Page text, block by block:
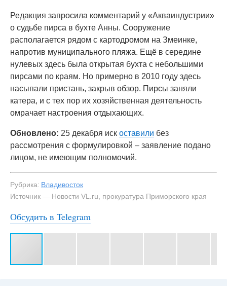
Редакция запросила комментарий у «Акваиндустрии»
о судьбе пирса в бухте Анны. Сооружение
располагается рядом с картодромом на Змеинке,
напротив муниципального пляжа. Ещё в середине
нулевых здесь была открытая бухта с небольшими
пирсами по краям. Но примерно в 2010 году здесь
насыпали пристань, закрыв обзор. Пирсы заняли
катера, и с тех пор их хозяйственная деятельность
омрачает настроения отдыхающих.
Обновлено: 25 декабря иск оставили без
рассмотрения с формулировкой – заявление подано
лицом, не имеющим полномочий.
Рубрика: Владивосток
Источник — Новости VL.ru, прокуратура Приморского края
Обсудить в Telegram